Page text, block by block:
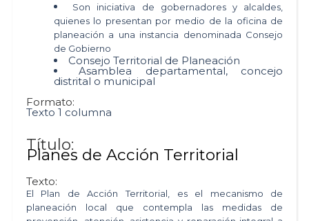
Son iniciativa de gobernadores y alcaldes,
quienes lo presentan por medio de la oficina de
planeación a una instancia denominada Consejo
de Gobierno
Consejo Territorial de Planeación
Asamblea departamental, concejo
distrital o municipal
Formato:
Texto 1 columna
Título:
Planes de Acción Territorial
Texto:
El Plan de Acción Territorial, es el mecanismo de
planeación local que contempla las medidas de